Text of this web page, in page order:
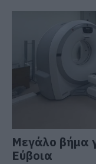
Μεγάλο βήμα
Εύβοια